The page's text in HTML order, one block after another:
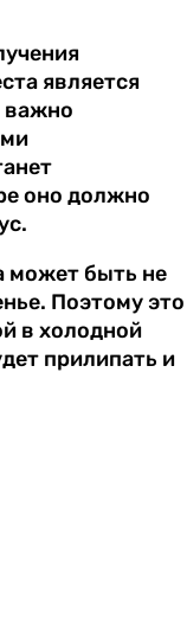
является
важно
оно должно
может быть не
Поэтому это
в холодной
прилипать и